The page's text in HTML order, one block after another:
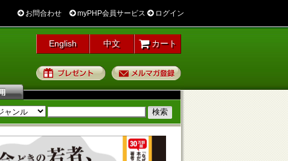
お問合わせ myPHP会員サービス ログイン
English 中文 カート
プレゼント